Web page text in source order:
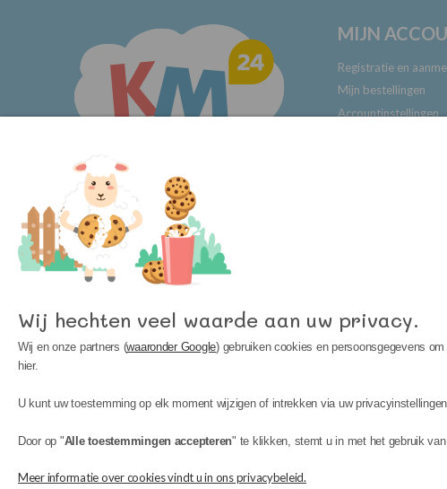
MIJN
Registratie en
Mijn bestellingen
Accountinstellingen
Copyright © 2023 Kinder Meubels 24 |
Wij hechten veel waarde aan uw privacy.
Wij en onze partners (waaronder Google) gebruiken cookies en persoonsgegevens
hier.
U kunt uw toestemming op elk moment wijzigen of intrekken via uw
Door op "Alle toestemmingen accepteren" te klikken, stemt u in met het gebruik
Meer informatie over cookies vindt u in ons privacybeleid.